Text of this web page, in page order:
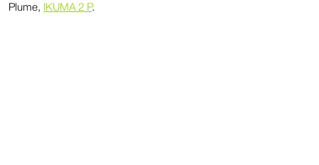
Plume,
IKUMA 2 P.